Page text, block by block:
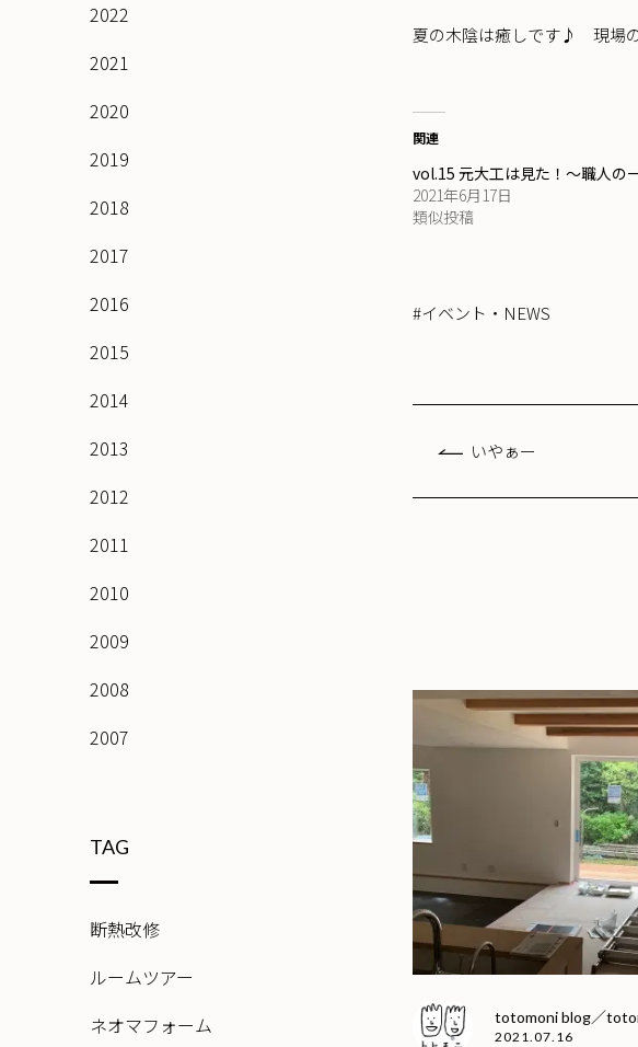
夏の木陰は癒しです♪ 現場の
関連
vol.15 元大工は見た！～職人の
2021年6月17日
類似投稿
#イベント・NEWS
いやぁー
totomoni blog／
2021.07.16
2022
2021
2020
2019
2018
2017
2016
2015
2014
2013
2012
2011
2010
2009
2008
2007
TAG
断熱改修
ルームツアー
ネオマフォーム